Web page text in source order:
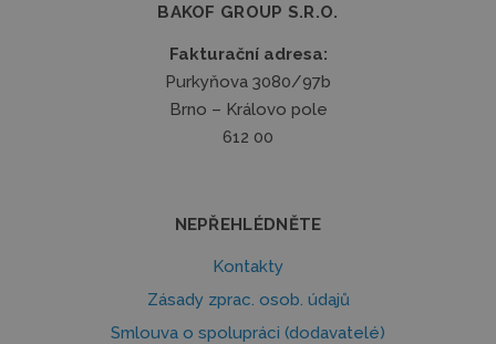
BAKOF GROUP S.R.O.
Fakturační adresa:
Purkyňova 3080/97b
Brno – Královo pole
612 00
NEPŘEHLÉDNĚTE
Kontakty
Zásady zprac. osob. údajů
Smlouva o spolupráci (dodavatelé)